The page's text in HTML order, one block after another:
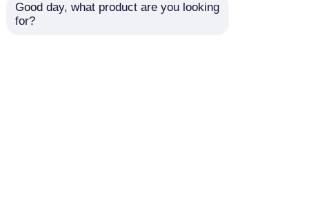
Good day, what product are you looking
for?